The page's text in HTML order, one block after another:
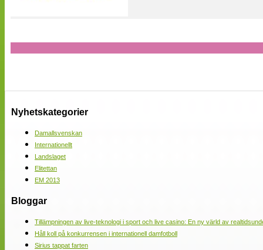
Nyhetskategorier
Damallsvenskan
Internationellt
Landslaget
Elitettan
EM 2013
Bloggar
Tillämpningen av live-teknologi i sport och live casino: En ny värld av
Håll koll på konkurrensen i internationell damfotboll
Sirius tappat farten